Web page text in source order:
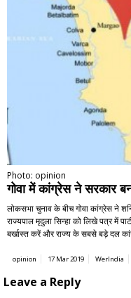
Photo: opinion
गोवा में कांग्रेस ने सरकार
लोकसभा चुनाव के बीच गोवा कांग्रेस ने
राज्यपाल मृदुला सिन्हा को लिखे पत्र में
बर्खास्त करें और राज्य के सबसे बड़े दल
opinion 17 Mar 2019 WerIndia
Leave a Reply